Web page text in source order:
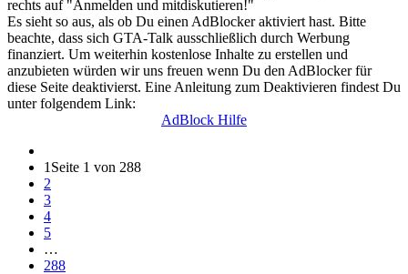
rechts auf "Anmelden und mitdiskutieren!"
Es sieht so aus, als ob Du einen AdBlocker aktiviert hast. Bitte
beachte, dass sich GTA-Talk ausschließlich durch Werbung
finanziert. Um weiterhin kostenlose Inhalte zu erstellen und
anzubieten würden wir uns freuen wenn Du den AdBlocker für
diese Seite deaktivierst. Eine Anleitung zum Deaktivieren findest Du
unter folgendem Link:
AdBlock Hilfe
1 Seite 1 von 288
2
3
4
5
…
288